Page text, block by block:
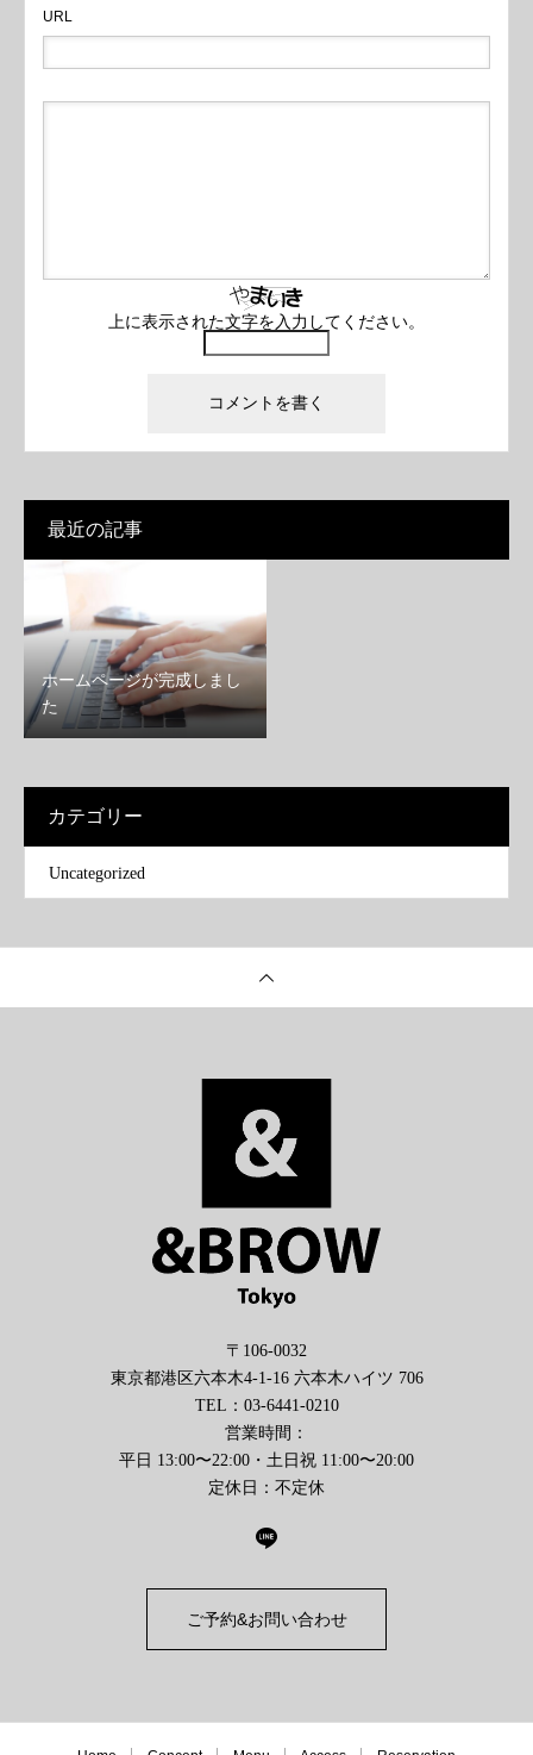
URL
上に表示された文字を入力してください。
最近の記事
ホームページが完成しまし
た
カテゴリー
Uncategorized
〒106-0032
東京都港区六本木4-1-16 六本木ハイツ 706
TEL：03-6441-0210
営業時間：
平日 13:00〜22:00・土日祝 11:00〜20:00
定休日：不定休
ご予約&お問い合わせ